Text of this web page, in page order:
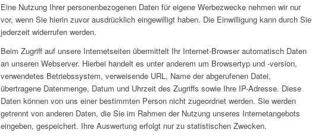
Eine Nutzung Ihrer personenbezogenen Daten für eigene Werbezwecke nehmen wir nur
vor, wenn Sie hierin zuvor ausdrücklich eingewilligt haben. Die Einwilligung kann durch Sie
jederzeit widerrufen werden.
Beim Zugriff auf unsere Internetseiten übermittelt Ihr Internet-Browser automatisch Daten
an unseren Webserver. Hierbei handelt es unter anderem um Browsertyp und -version,
verwendetes Betriebssystem, verweisende URL, Name der abgerufenen Datei,
übertragene Datenmenge, Datum und Uhrzeit des Zugriffs sowie Ihre IP-Adresse. Diese
Daten können von uns einer bestimmten Person nicht zugeordnet werden. Sie werden
getrennt von anderen Daten, die Sie im Rahmen der Nutzung unseres Internetangebots
eingeben, gespeichert. Ihre Auswertung erfolgt nur zu statistischen Zwecken.